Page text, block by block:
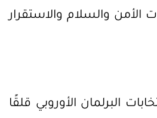
الأمن والسلام والاستقرار
البرلمان الأوروبي قلقًا